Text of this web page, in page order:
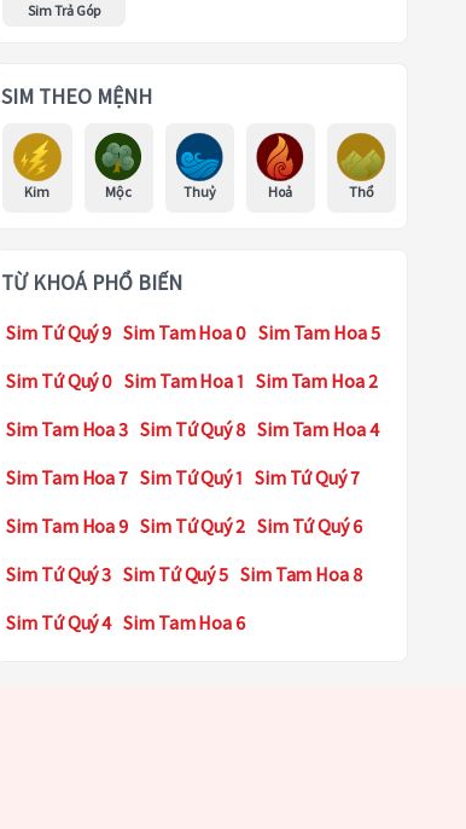
Sim Trả Góp
SIM THEO MỆNH
Kim Mộc Thuỷ Hoả Thổ
TỪ KHOÁ PHỔ BIẾN
Sim Tứ Quý 9 Sim Tam Hoa 0 Sim Tam Hoa 5
Sim Tứ Quý 0 Sim Tam Hoa 1 Sim Tam Hoa 2
Sim Tam Hoa 3 Sim Tứ Quý 8 Sim Tam Hoa 4
Sim Tam Hoa 7 Sim Tứ Quý 1 Sim Tứ Quý 7
Sim Tam Hoa 9 Sim Tứ Quý 2 Sim Tứ Quý 6
Sim Tứ Quý 3 Sim Tứ Quý 5 Sim Tam Hoa 8
Sim Tứ Quý 4 Sim Tam Hoa 6